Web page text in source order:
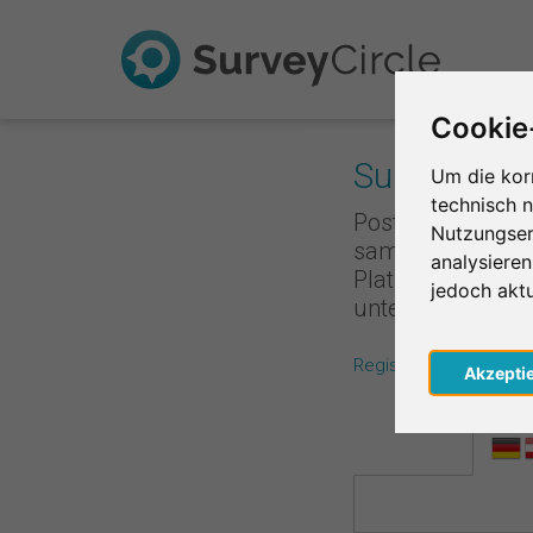
Um die
technisch
jedoch
Survey
Poste deine
sammelst du
Platzierung ist,
unterstützt,
Registriere dich